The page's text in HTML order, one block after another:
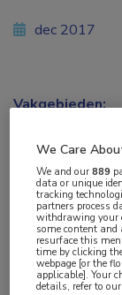
dec 2017
Vakgebieden:
Tags:
luchtweginfectie
We Care
We and our889
data or unique
tracking
partners process
withdrawing your
some content and
resurface this
time by clicking
webpage [or the
applicable]. Your
details, refer to